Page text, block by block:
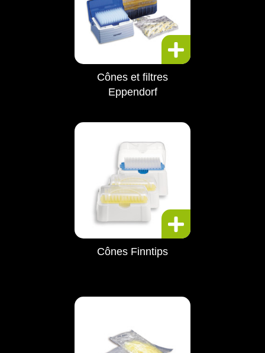
Cônes et filtres
Eppendorf
Cônes Finntips